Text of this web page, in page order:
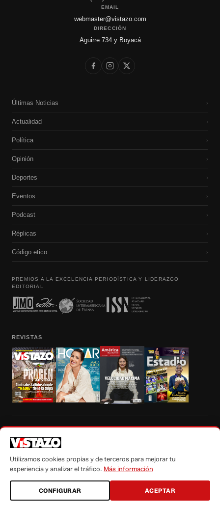
EMAIL
webmaster@vistazo.com
DIRECCIÓN
Aguirre 734 y Boyacá
Últimas Noticias ›
Actualidad ›
Política ›
Opinión ›
Deportes ›
Eventos ›
Podcast ›
Réplicas ›
Código etico ›
PREMIOS A LA EXCELENCIA PERIODÍSTICA Y LIDERAZGO
EDITORIAL
REVISTAS
autorización escrita de su titular, de todos los contenidos de Vistazo.com.
Utilizamos cookies propias y de terceros para mejorar tu
experiencia y analizar el tráfico. Más información
CONFIGURAR ACEPTAR